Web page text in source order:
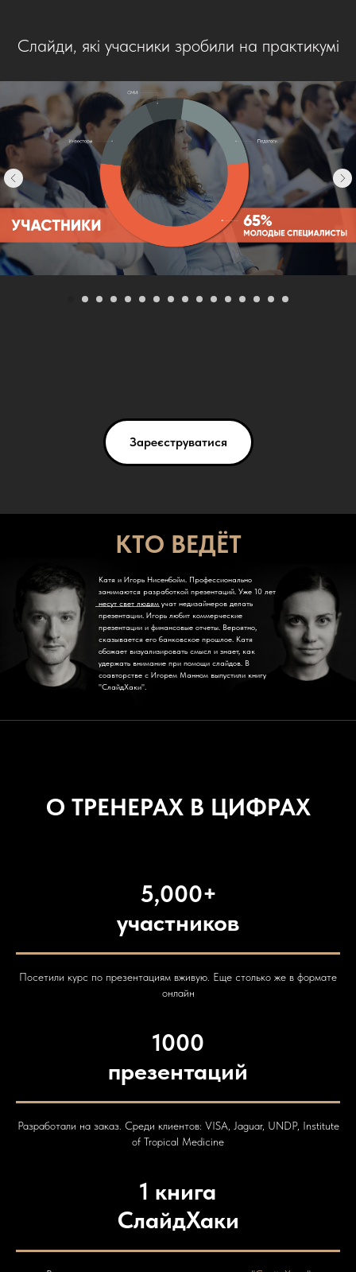
Слайди, які учасники зробили на практикумі
Зареєструватися
КТО ВЕДЁТ
Катя и Игорь Нисенбойм. Профессионально
занимаются разработкой презентаций. Уже 10 лет
несут свет людям учат недизайнеров делать
презентации. Игорь любит коммерческие
презентации и финансовые отчеты. Вероятно,
сказывается его банковское прошлое. Катя
обожает визуализировать смысл и знает, как
удержать внимание при помощи слайдов. В
соавторстве с Игорем Манном выпустили книгу
"СлайдХаки".
О ТРЕНЕРАХ В ЦИФРАХ
5,000+
участников
Посетили курс по презентациям вживую. Еще столько же в формате
онлайн
1000
презентаций
Разработали на заказ. Среди клиентов: VISA, Jaguar, UNDP, Institute
of Tropical Medicine
1 книга
СлайдХаки